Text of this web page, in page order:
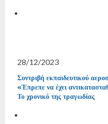
28/12/2023
Συντριβή εκπαιδευτικού
«Έπρεπε να έχει
Το χρονικό της τραγωδίας